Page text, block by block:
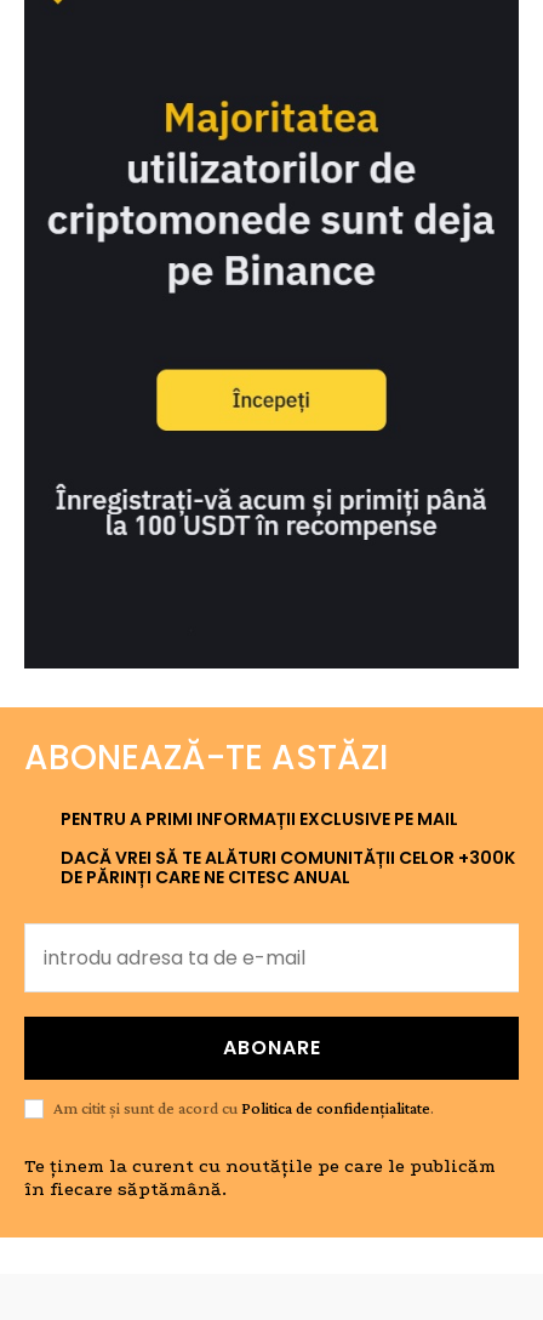
ABONEAZĂ-TE ASTĂZI
PENTRU A PRIMI INFORMAȚII EXCLUSIVE PE MAIL
DACĂ VREI SĂ TE ALĂTURI COMUNITĂȚII CELOR +300K
DE PĂRINȚI CARE NE CITESC ANUAL
ABONARE
Am citit și sunt de acord cuPolitica de confidențialitate.
Te ținem la curent cu noutățile pe care le publicăm
în fiecare săptămână.